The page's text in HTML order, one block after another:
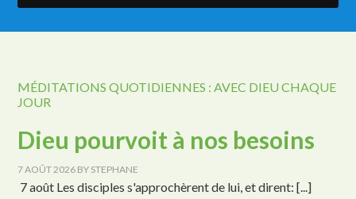
MÉDITATIONS QUOTIDIENNES : AVEC DIEU CHAQUE
JOUR
Dieu pourvoit à nos besoins
7 AOÛT 2026 BY STEPHANE
7 août Les disciples s'approchèrent de lui, et dirent: [...]